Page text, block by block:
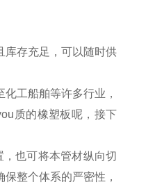
库存充足，可以随时供
工船舶等许多行业，
质的橡塑板呢，接下
也可将本管材纵向切
整个体系的严密性，